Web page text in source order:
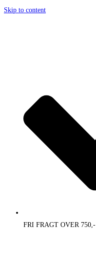
Skip to content
FRI FRAGT OVER 750,-